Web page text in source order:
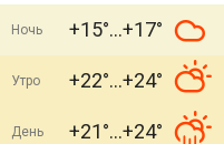
Ночь +15° +17°
Утро +22° +24°
День +21° +24°